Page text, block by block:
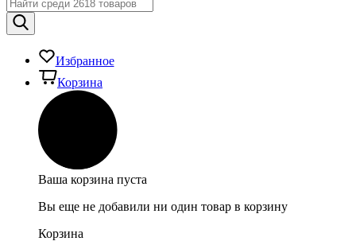
Избранное
Корзина
Ваша корзина пуста
Вы еще не добавили ни один товар в корзину
Корзина